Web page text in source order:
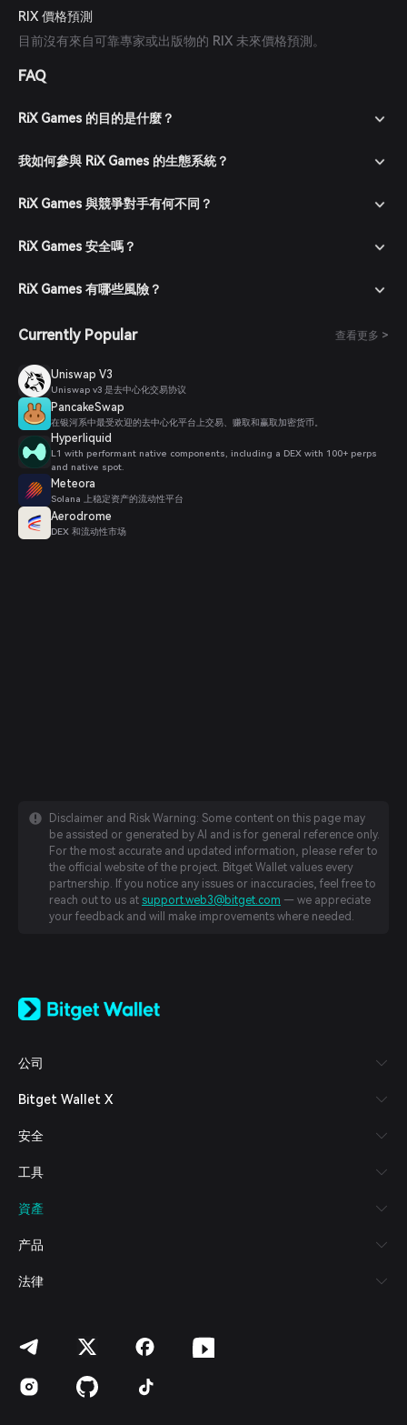
RIX 價格預測
目前沒有來自可靠專家或出版物的 RIX 未來價格預測。
FAQ
RiX Games 的目的是什麼？
我如何參與 RiX Games 的生態系統？
RiX Games 與競爭對手有何不同？
RiX Games 安全嗎？
RiX Games 有哪些風險？
Currently Popular 查看更多 >
Uniswap V3
Uniswap v3 是去中心化交易协议
PancakeSwap
在银河系中最受欢迎的去中心化平台上交易、赚取和赢取加密货币。
Hyperliquid
L1 with performant native components, including a DEX with 100+ perps
and native spot.
Meteora
Solana 上稳定资产的流动性平台
Aerodrome
DEX 和流动性市场
Disclaimer and Risk Warning: Some content on this page may
be assisted or generated by AI and is for general reference only.
For the most accurate and updated information, please refer to
the official website of the project. Bitget Wallet values every
partnership. If you notice any issues or inaccuracies, feel free to
reach out to us at support.web3@bitget.com — we appreciate
your feedback and will make improvements where needed.
日本語
Español (Latinoamérica)
Italiano
Deutsch
繁體中文
Bahasa Indonesia
ภาษาไทย
العربية
हिन्दी
Español (Argentina)
公司
Bitget Wallet X
安全
工具
資產
产品
法律